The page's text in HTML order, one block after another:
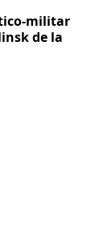
militar
de la